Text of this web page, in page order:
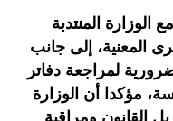
الوزارة المنتدبة
المعنية، إلى جانب
لمراجعة دفاتر
مؤكدا أن الوزارة
القانون ومراقبة